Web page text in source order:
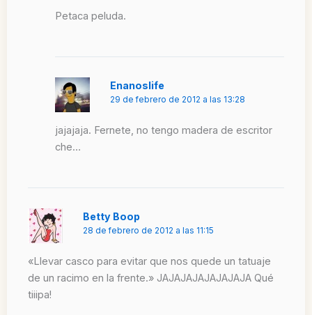
Petaca peluda.
Enanoslife
29 de febrero de 2012 a las 13:28
jajajaja. Fernete, no tengo madera de escritor
che…
Betty Boop
28 de febrero de 2012 a las 11:15
«Llevar casco para evitar que nos quede un tatuaje
de un racimo en la frente.» JAJAJAJAJAJAJAJA Qué
tiiipa!